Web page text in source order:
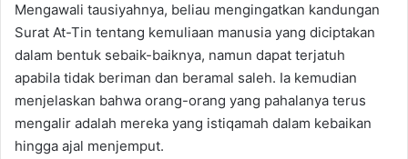
Mengawali tausiyahnya, beliau mengingatkan kandungan
Surat At-Tin tentang kemuliaan manusia yang diciptakan
dalam bentuk sebaik-baiknya, namun dapat terjatuh
apabila tidak beriman dan beramal saleh. Ia kemudian
menjelaskan bahwa orang-orang yang pahalanya terus
mengalir adalah mereka yang istiqamah dalam kebaikan
hingga ajal menjemput.